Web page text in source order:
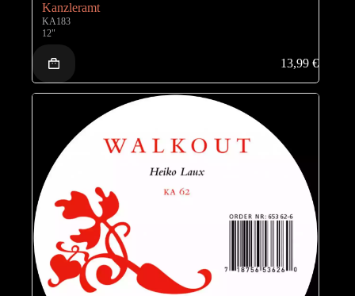
Kanzleramt
KA183
12"
13,99€